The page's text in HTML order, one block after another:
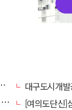
대구도시개발공
[여의도단신]